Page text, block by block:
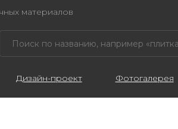
материалов
Дизайн-проект Фотогалерея